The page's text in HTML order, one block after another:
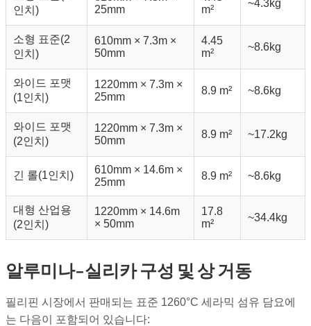
인치)
25mm
m²
~4.3kg
소형 표준(2
인치)
610mm × 7.3m ×
50mm
4.45
m²
~8.6kg
와이드 포맷
(1인치)
1220mm × 7.3m ×
25mm
8.9 m² ~8.6kg
와이드 포맷
(2인치)
1220mm × 7.3m ×
50mm
8.9 m² ~17.2kg
긴 롤(1인치)
610mm × 14.6m ×
25mm
8.9 m² ~8.6kg
대형 산업용
(2인치)
1220mm × 14.6m
× 50mm
17.8
m²
~34.4kg
알루미나-실리카 구성 및 상 거동
필리핀 시장에서 판매되는 표준 1260°C 세라믹 섬유 담요에
는 다음이 포함되어 있습니다: